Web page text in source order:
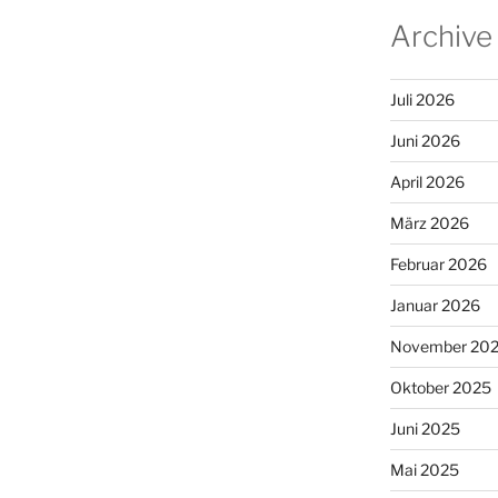
Archive
Juli 2026
Juni 2026
April 2026
März 2026
Februar 2026
Januar 2026
November
Oktober 2025
Juni 2025
Mai 2025